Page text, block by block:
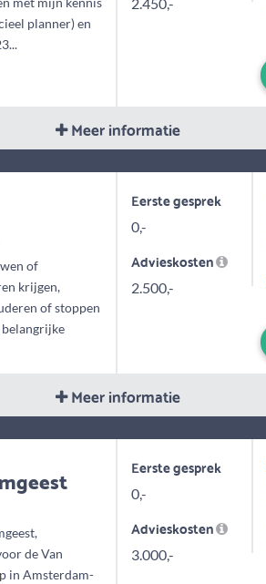
planner) en
2.450,-
Meer informatie
of
krijgen,
of stoppen
Eerste gesprek
0,-
Advieskosten
2.500,-
Meer informatie
de Van
in Amsterdam-
Eerste gesprek
0,-
Advieskosten
3.000,-